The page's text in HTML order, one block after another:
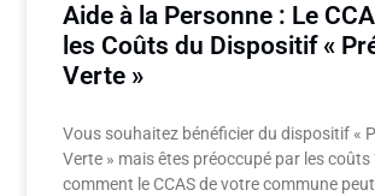
Aide à la Personne : Le
les Coûts du Dispositif «
Verte »
Vous souhaitez bénéficier du dispositif «
Verte » mais êtes préoccupé par les coûts
comment le CCAS de votre commune